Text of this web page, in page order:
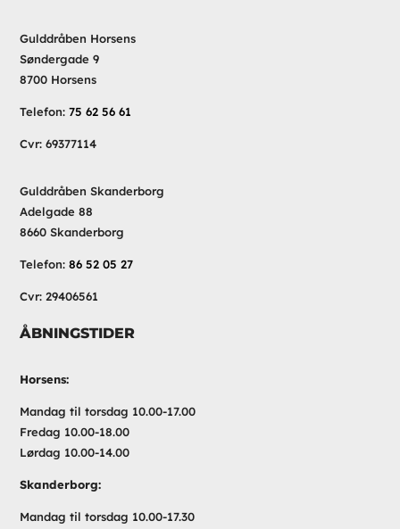
Gulddråben Horsens
Søndergade 9
8700 Horsens
Telefon:75 62 56 61
Cvr: 69377114
Gulddråben Skanderborg
Adelgade 88
8660 Skanderborg
Telefon:86 52 05 27
Cvr: 29406561
ÅBNINGSTIDER
Horsens:
Mandag til torsdag 10.00-17.00
Fredag 10.00-18.00
Lørdag 10.00-14.00
Skanderborg:
Mandag til torsdag 10.00-17.30